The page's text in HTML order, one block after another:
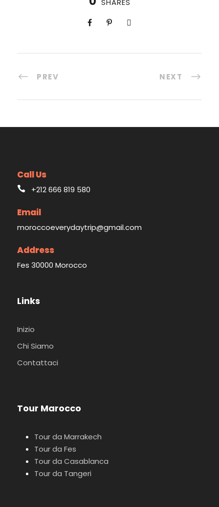
SHARES
PREV NEXT
Call Us
+212 666 819 580
Email
moroccoeverydaytrip@gmail.com
Address
Fes 30000 Morocco
Links
Inizio
Chi Siamo
Contattaci
Tour Marocco
Tour da Marrakech
Tour da Fes
Tour da Casablanca
Tour da Tangeri